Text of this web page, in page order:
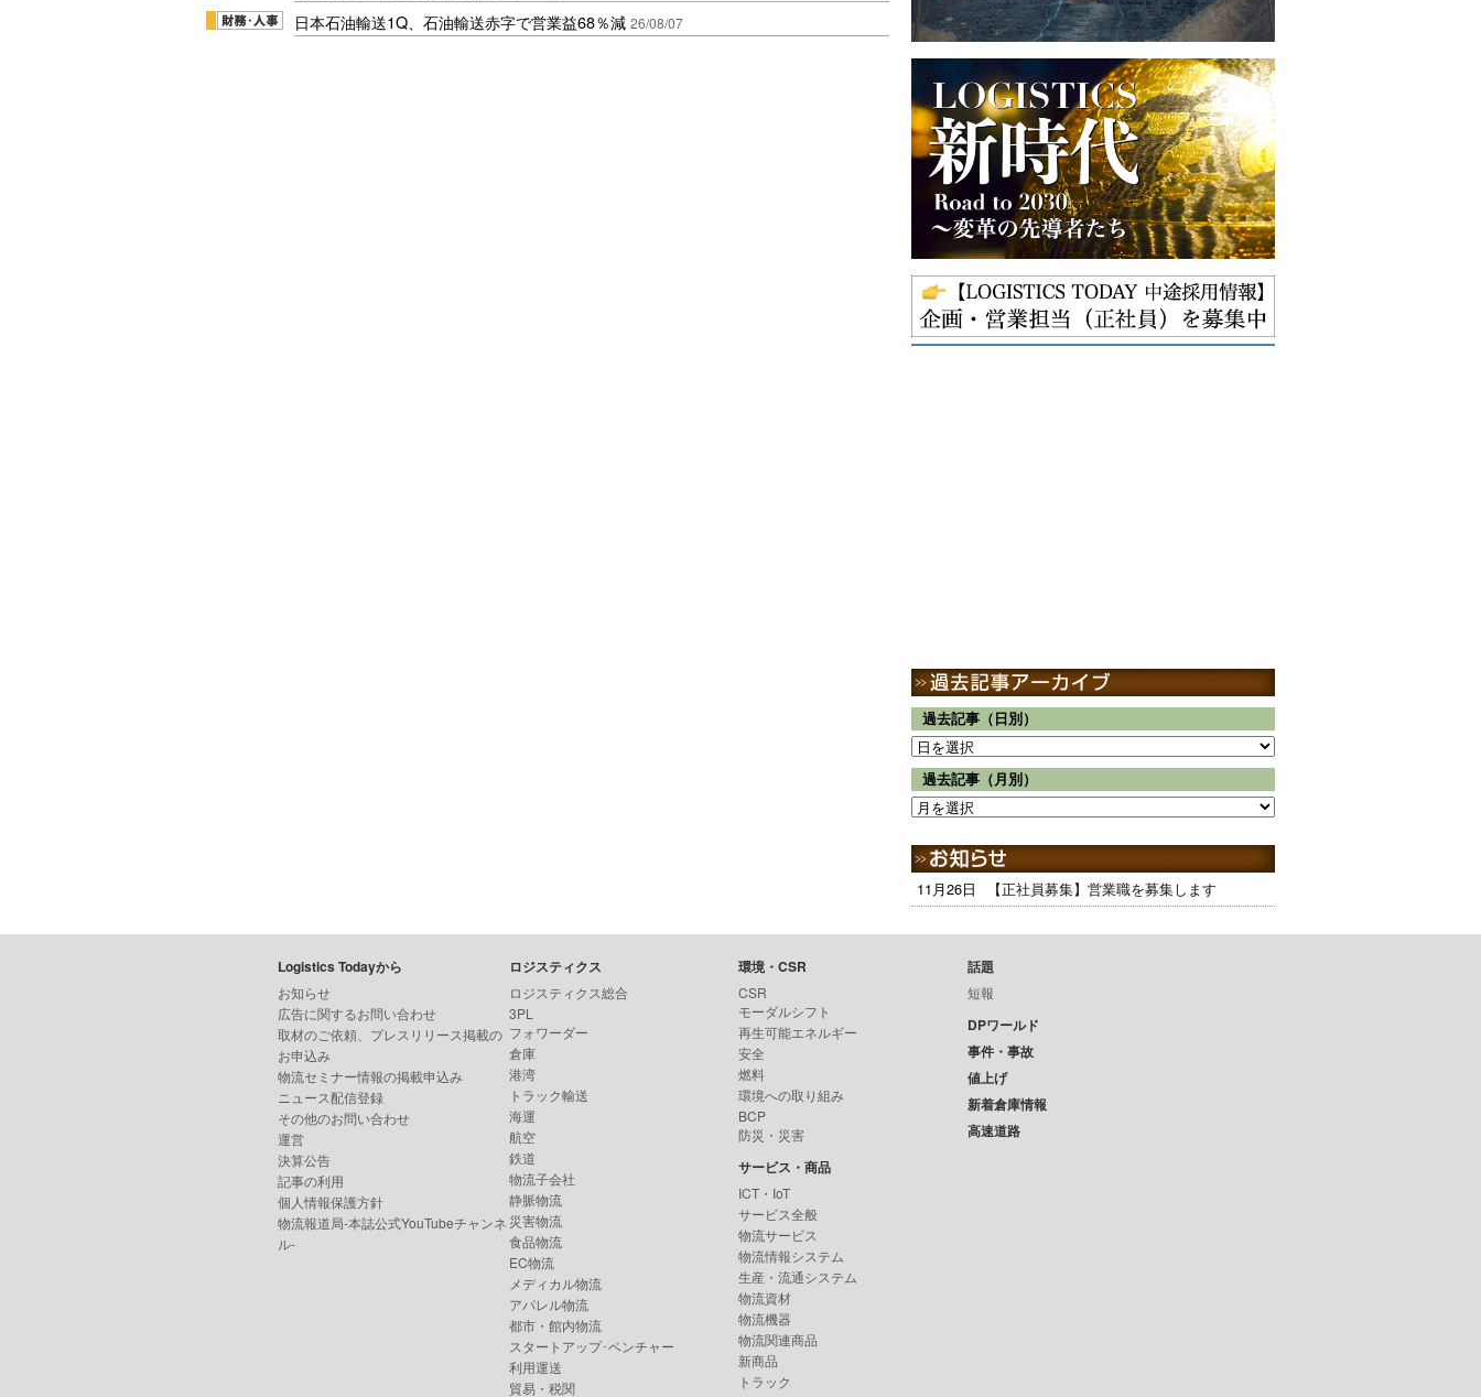
日本石油輸送1Q、石油輸送赤字で営業益68％減 26/08/07
過去記事（日別）
過去記事（月別）
11月26日 【正社員募集】営業職を募集します
Logistics Todayから
お知らせ
広告に関するお問い合わせ
取材のご依頼、プレスリリース掲載の
お申込み
物流セミナー情報の掲載申込み
ニュース配信登録
その他のお問い合わせ
運営
決算公告
記事の利用
個人情報保護方針
物流報道局-本誌公式YouTubeチャンネ
ル-
ロジスティクス
ロジスティクス総合
3PL
フォワーダー
倉庫
港湾
トラック輸送
海運
航空
鉄道
物流子会社
静脈物流
災害物流
食品物流
EC物流
メディカル物流
アパレル物流
都市・館内物流
スタートアップ･ベンチャー
利用運送
貿易・税関
環境・CSR
CSR
モーダルシフト
再生可能エネルギー
安全
燃料
環境への取り組み
BCP
防災・災害
サービス・商品
ICT・IoT
サービス全般
物流サービス
物流情報システム
生産・流通システム
物流資材
物流機器
物流関連商品
新商品
トラック
話題
短報
DPワールド
事件・事故
値上げ
新着倉庫情報
高速道路